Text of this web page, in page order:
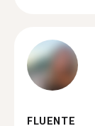
FLUENTE